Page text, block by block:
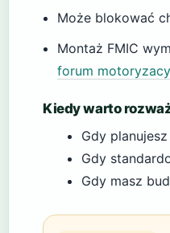
Może blokować
Montaż FMIC
forum
Kiedy warto
Gdy
Gdy
Gdy masz